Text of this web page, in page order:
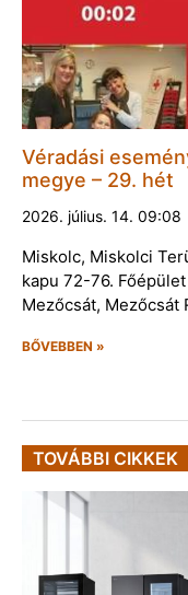
Véradási
megye – 29. hét
2026. július. 14. 09:08
Miskolc, Miskolci
kapu 72-76.
Mezőcsát, Mezőcsát
BŐVEBBEN »
TOVÁBBI CIKKEK